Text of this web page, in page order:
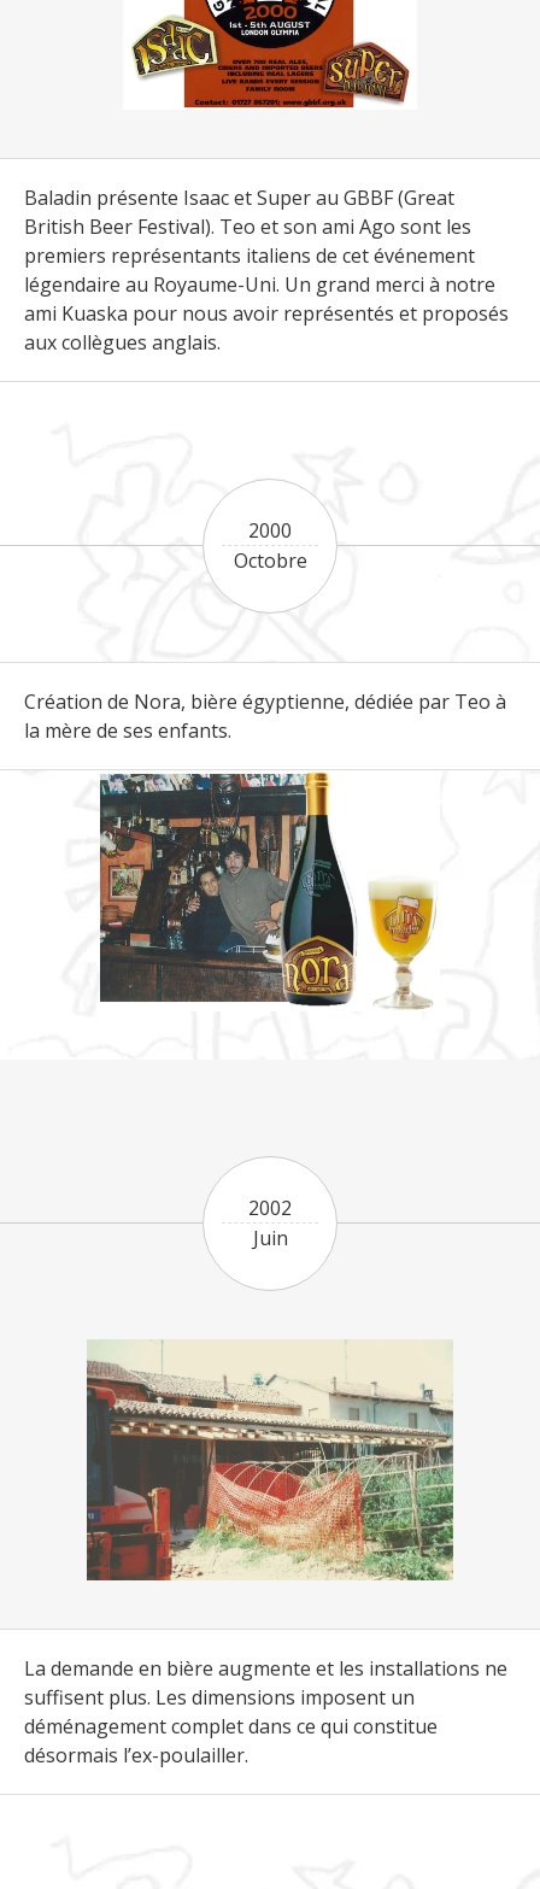
Baladin présente Isaac et Super au GBBF (Great
British Beer Festival). Teo et son ami Ago sont les
premiers représentants italiens de cet événement
légendaire au Royaume-Uni. Un grand merci à notre
ami Kuaska pour nous avoir représentés et proposés
aux collègues anglais.
2000
Octobre
Création de Nora, bière égyptienne, dédiée par Teo à
la mère de ses enfants.
La demande en bière augmente et les installations ne
suffisent plus. Les dimensions imposent un
déménagement complet dans ce qui constitue
désormais l’ex-poulailler.
2002
Juin